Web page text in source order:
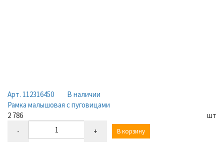
Арт. 112316450
В наличии
Рамка малышовая с пуговицами
2 786
шт
-
+ В корзину